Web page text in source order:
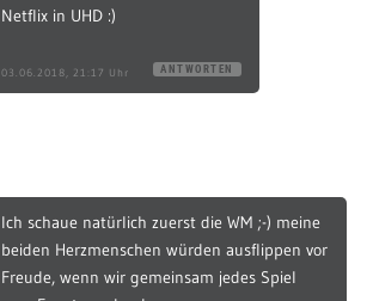
Netflix in UHD :)
03.06.2018, 21:17 Uhr ANTWORTEN
Ich schaue natürlich zuerst die WM ;-) meine
beiden Herzmenschen würden ausflippen vor
Freude, wenn wir gemeinsam jedes Spiel